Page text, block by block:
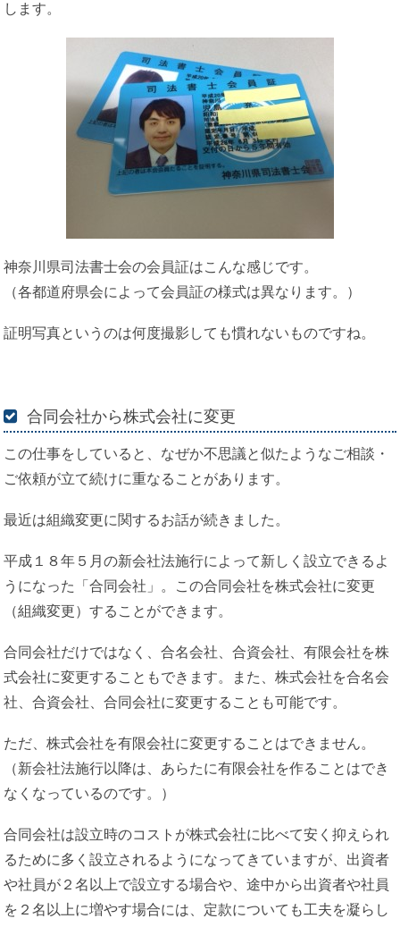
します。
神奈川県司法書士会の会員証はこんな感じです。
（各都道府県会によって会員証の様式は異なります。）
証明写真というのは何度撮影しても慣れないものですね。
合同会社から株式会社に変更
この仕事をしていると、なぜか不思議と似たようなご相談・
ご依頼が立て続けに重なることがあります。
最近は組織変更に関するお話が続きました。
平成１８年５月の新会社法施行によって新しく設立できるよ
うになった「合同会社」。この合同会社を株式会社に変更
（組織変更）することができます。
合同会社だけではなく、合名会社、合資会社、有限会社を株
式会社に変更することもできます。また、株式会社を合名会
社、合資会社、合同会社に変更することも可能です。
ただ、株式会社を有限会社に変更することはできません。
（新会社法施行以降は、あらたに有限会社を作ることはでき
なくなっているのです。）
合同会社は設立時のコストが株式会社に比べて安く抑えられ
るために多く設立されるようになってきていますが、出資者
や社員が２名以上で設立する場合や、途中から出資者や社員
を２名以上に増やす場合には、定款についても工夫を凝らし